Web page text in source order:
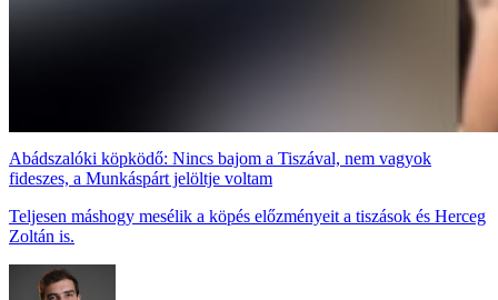
Abádszalóki köpködő: Nincs bajom a Tiszával, nem vagyok
fideszes, a Munkáspárt jelöltje voltam
Teljesen máshogy mesélik a köpés előzményeit a tiszások és Herceg
Zoltán is.